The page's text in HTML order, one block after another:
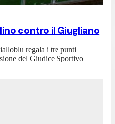
contro il Giugliano
regala i tre punti
del Giudice Sportivo